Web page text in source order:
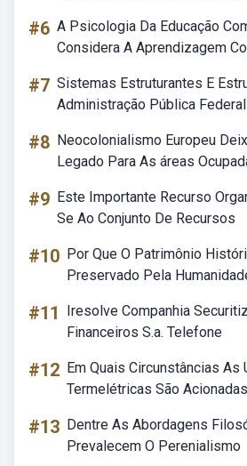
#6 A Psicologia Da Educação
Considera A Aprendizagem
#7 Sistemas Estruturantes E
Administração Pública Federal
#8 Neocolonialismo Europeu
Legado Para As áreas
#9 Este Importante Recurso
Se Ao Conjunto De Recursos
#10 Por Que O Patrimônio
Preservado Pela
#11
Iresolve Companhia
Financeiros S.a. Telefone
#12 Em Quais Circunstâncias As
Termelétricas São
#13 Dentre As Abordagens
Prevalecem O Perenialismo